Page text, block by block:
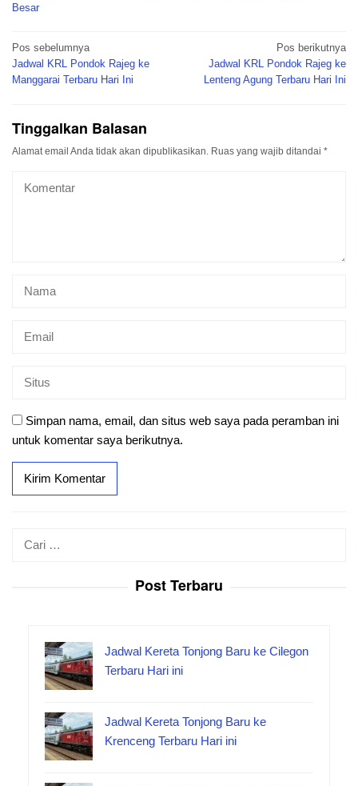
Besar
Navigasi
pos
Pos sebelumnya
Jadwal KRL Pondok Rajeg ke
Manggarai Terbaru Hari Ini
Pos berikutnya
Jadwal KRL Pondok Rajeg ke
Lenteng Agung Terbaru Hari Ini
Tinggalkan Balasan
Alamat email Anda tidak akan dipublikasikan. Ruas yang wajib ditandai *
Simpan nama, email, dan situs web saya pada peramban ini
untuk komentar saya berikutnya.
Cari
Post Terbaru
Jadwal Kereta Tonjong Baru ke Cilegon
Terbaru Hari ini
Jadwal Kereta Tonjong Baru ke
Krenceng Terbaru Hari ini